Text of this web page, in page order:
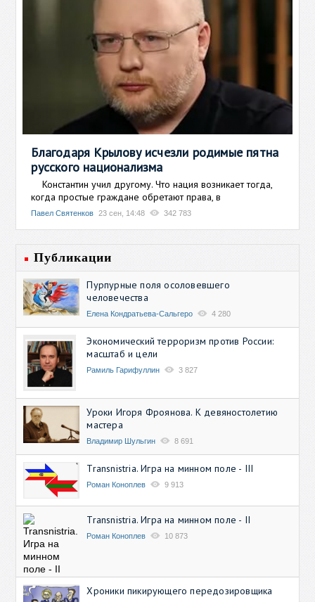
Благодаря Крылову исчезли родимые пятна
русского национализма
Константин учил другому. Что нация возникает тогда,
когда простые граждане обретают права, в
Павел Святенков 23 сен, 14:48 342 783
Публикации
Пурпурные поля осоловевшего
человечества
Елена Кондратьева-Сальгеро 4 280
Экономический терроризм против России:
масштаб и цели
Рамиль Гарифуллин 3 827
Уроки Игоря Фроянова. К девяностолетию
мастера
Владимир Шульгин 8 691
Transnistria. Игра на минном поле - III
Роман Коноплев 9 913
Transnistria. Игра на минном поле - II
Роман Коноплев 10 873
Хроники пикирующего передозировщика